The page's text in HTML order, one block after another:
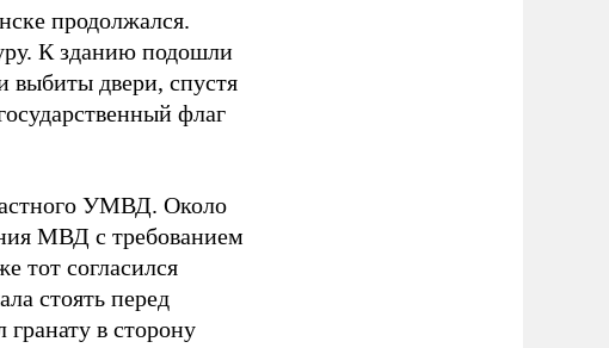
продолжался.
К зданию подошли
выбиты двери, спустя
флаг
УМВД. Около
МВД с требованием
тот согласился
стоять перед
в сторону